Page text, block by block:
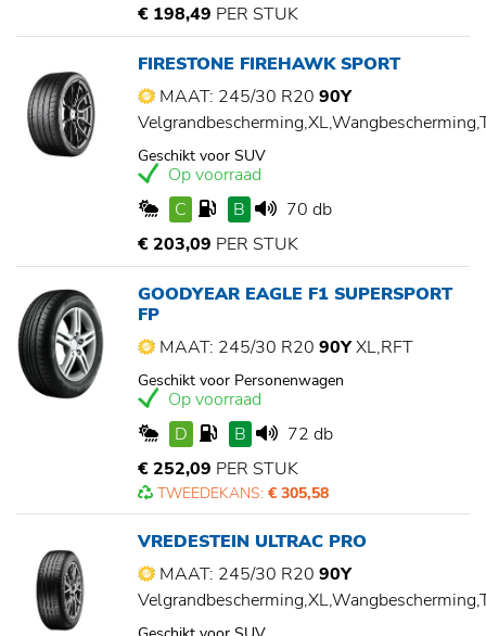
€ 198,49 PER STUK
FIRESTONE FIREHAWK SPORT
MAAT: 245/30 R20 90Y
Geschikt voor SUV
Op voorraad
C
B
70 db
€ 203,09 PER STUK
GOODYEAR EAGLE F1 SUPERSPORT
FP
MAAT: 245/30 R20 90YXL,RFT
Geschikt voor Personenwagen
Op voorraad
D
B
72 db
€ 252,09 PER STUK
TWEEDEKANS: € 305,58
VREDESTEIN ULTRAC PRO
MAAT: 245/30 R20 90Y